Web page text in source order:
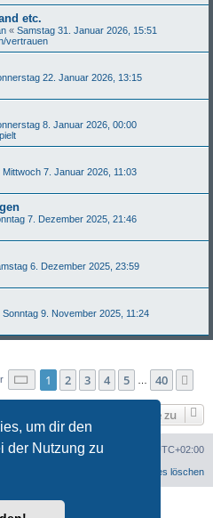
um dir den
der Nutzung zu
etc.
« Samstag 31. Januar 2026, 15:51
vertrauen
22. Januar 2026, 13:15
8. Januar 2026, 00:00
Mittwoch 7. Januar 2026, 11:03
7. Dezember 2025, 21:46
6. Dezember 2025, 23:59
Sonntag 9. November 2025, 11:24
Seite 1von 40
1 2 3 4 5 40
Gehe zu
Alle Zeiten sind UTC+02:00
Alle Cookies löschen
Software © phpBB Limited